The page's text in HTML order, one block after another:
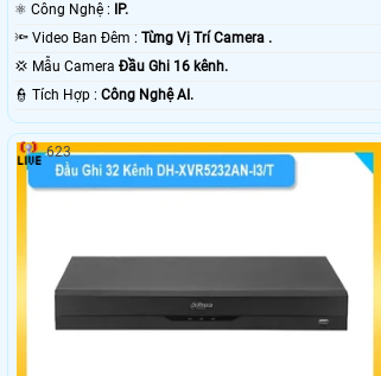
⚛️ Công Nghệ :
IP.
🔦 Video Ban Đêm : Từng Vị Trí Camera .
💢 Mẫu Camera Đầu Ghi 16 kênh.
️👮 Tích Hợp : Công Nghệ AI.
623